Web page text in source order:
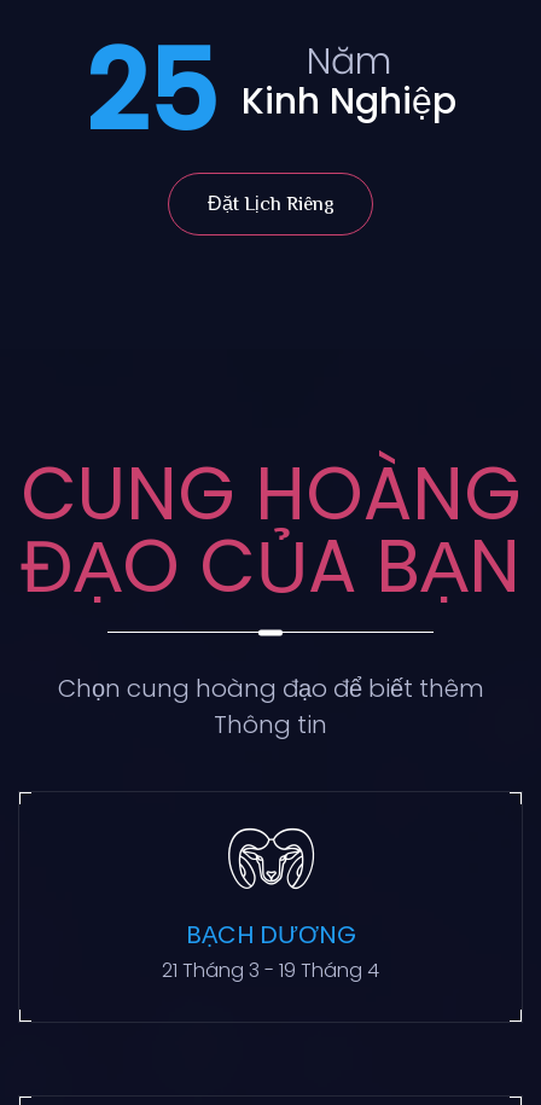
25 Năm
Kinh Nghiệp
Đặt Lịch Riêng
CUNG HOÀNG
ĐẠO CỦA BẠN
Chọn cung hoàng đạo để biết thêm
Thông tin
BẠCH DƯƠNG
21 Tháng 3 - 19 Tháng 4